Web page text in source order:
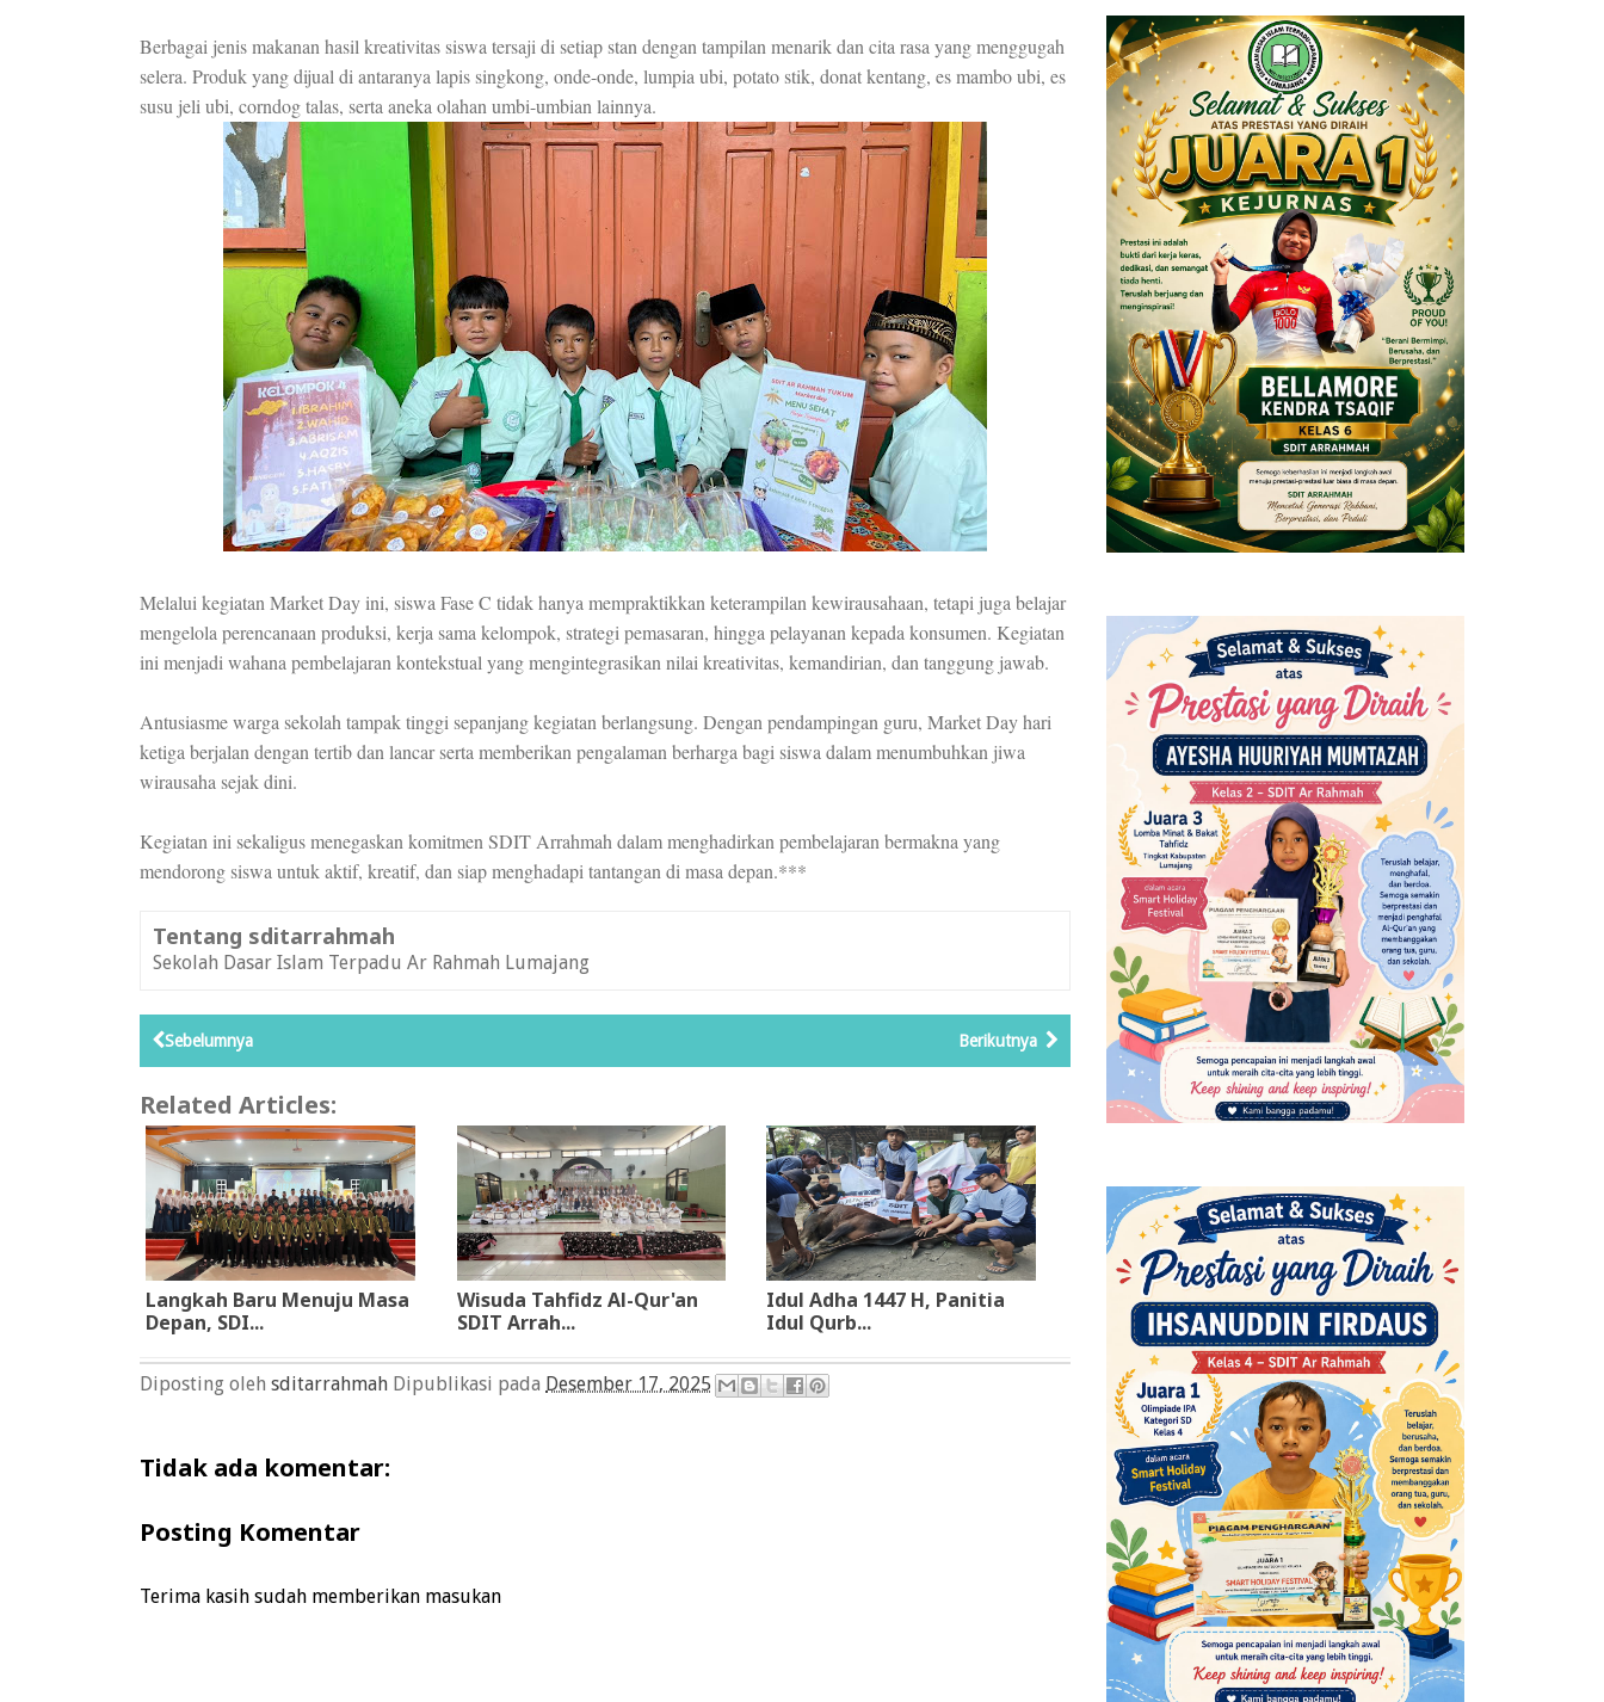
Berbagai jenis makanan hasil kreativitas siswa tersaji di setiap stan dengan tampilan menarik dan cita rasa yang menggugah
selera. Produk yang dijual di antaranya lapis singkong, onde-onde, lumpia ubi, potato stik, donat kentang, es mambo ubi, es
susu jeli ubi, corndog talas, serta aneka olahan umbi-umbian lainnya.
Melalui kegiatan Market Day ini, siswa Fase C tidak hanya mempraktikkan keterampilan kewirausahaan, tetapi juga belajar
mengelola perencanaan produksi, kerja sama kelompok, strategi pemasaran, hingga pelayanan kepada konsumen. Kegiatan
ini menjadi wahana pembelajaran kontekstual yang mengintegrasikan nilai kreativitas, kemandirian, dan tanggung jawab.
Antusiasme warga sekolah tampak tinggi sepanjang kegiatan berlangsung. Dengan pendampingan guru, Market Day hari
ketiga berjalan dengan tertib dan lancar serta memberikan pengalaman berharga bagi siswa dalam menumbuhkan jiwa
wirausaha sejak dini.
Kegiatan ini sekaligus menegaskan komitmen SDIT Arrahmah dalam menghadirkan pembelajaran bermakna yang
mendorong siswa untuk aktif, kreatif, dan siap menghadapi tantangan di masa depan.***
Tentang sditarrahmah
Sekolah Dasar Islam Terpadu Ar Rahmah Lumajang
Berikutnya
Sebelumnya
Related Articles:
Langkah Baru Menuju Masa
Depan, SDI...
Wisuda Tahfidz Al-Qur'an
SDIT Arrah...
Idul Adha 1447 H, Panitia
Idul Qurb...
Diposting oleh sditarrahmah Dipublikasi pada Desember 17, 2025
Tidak ada komentar:
Posting Komentar
Terima kasih sudah memberikan masukan